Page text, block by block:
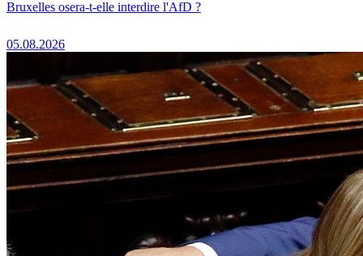
Bruxelles osera-t-elle interdire l'AfD ?
05.08.2026